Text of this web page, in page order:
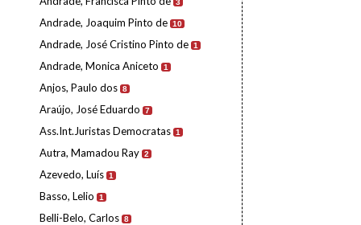
3
Andrade, Joaquim Pinto de 10
Andrade, José Cristino Pinto de 1
Andrade, Monica Aniceto 1
Anjos, Paulo dos 8
Araújo, José Eduardo 7
Ass.Int.Juristas Democratas 1
Autra, Mamadou Ray 2
Azevedo, Luís 1
Basso, Lelio 1
Belli-Belo, Carlos 8